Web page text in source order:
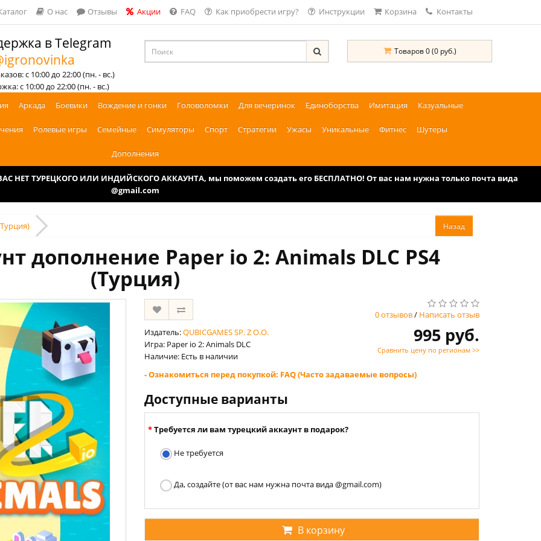
О нас Отзывы Акции FAQ Как приобрести игру? Инструкции Корзина Контакты
в Telegram
с 10:00 до 22:00 (пн. - вс.)
с 10:00 до 22:00 (пн. - вс.)
Товаров 0 (0 руб.)
Аркада Боевики Вождение и гонки Головоломки Для вечеринок Единоборства Имитация Казуальные
Ролевые игры Семейные Симуляторы Спорт Стратегии Ужасы Уникальные Фитнес Шутеры
Дополнения
НЕТ ТУРЕЦКОГО ИЛИ ИНДИЙСКОГО АККАУНТА, мы поможем создать его БЕСПЛАТНО! От вас нам нужна только почта вида
@gmail.com
дополнение Paper io 2: Animals DLC PS4
(Турция)
0 отзывов/ Написать отзыв
Издатель:QUBICGAMES SP. Z O.O.
Игра: Paper io 2: Animals DLC
Наличие: Есть в наличии
995 руб.
Сравнить цену по регионам >>
- Ознакомиться перед покупкой: FAQ (Часто задаваемые вопросы)
Доступные варианты
Требуется ли вам турецкий аккаунт в подарок?
Не требуется
Да, создайте (от вас нам нужна почта вида @gmail.com)
В корзину